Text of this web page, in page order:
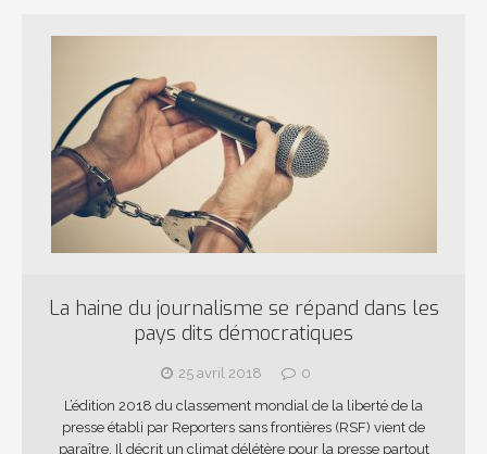
La haine du journalisme se répand dans les
pays dits démocratiques
25 avril 2018
0
L’édition 2018 du classement mondial de la liberté de la
presse établi par Reporters sans frontières (RSF) vient de
paraître. Il décrit un climat délétère pour la presse partout